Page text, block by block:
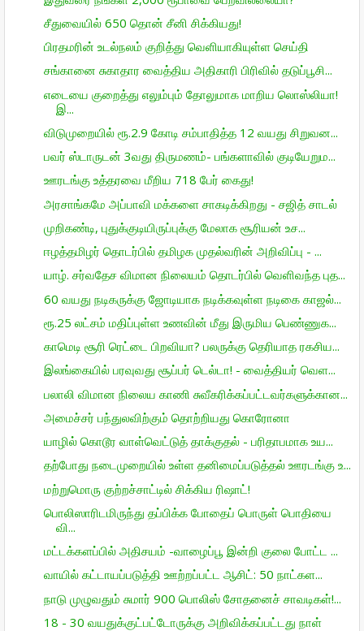
சீதுவையில் 650 தொன் சீனி சிக்கியது!
பிரதமரின் உடல்நலம் குறித்து வெளியாகியுள்ள செய்தி
சங்கானை சுகாதார வைத்திய அதிகாரி பிரிவில் தடுப்பூசி...
எடையை குறைத்து எலும்பும் தோலுமாக மாறிய லொஸ்லியா!
இ...
விடுமுறையில் ரூ.2.9 கோடி சம்பாதித்த 12 வயது சிறுவன...
பவர் ஸ்டாருடன் 3வது திருமணம்- பங்களாவில் குடியேறும...
ஊரடங்கு உத்தரவை மீறிய 718 பேர் கைது!
அரசாங்கமே அப்பாவி மக்களை சாகடிக்கிறது - சஜித் சாடல்
முறிகண்டி, புதுக்குடியிருப்புக்கு மேலாக சூரியன் உச...
ஈழத்தமிழர் தொடர்பில் தமிழக முதல்வரின் அறிவிப்பு - ...
யாழ். சர்வதேச விமான நிலையம் தொடர்பில் வெளிவந்த புத...
60 வயது நடிகருக்கு ஜோடியாக நடிக்கவுள்ள நடிகை காஜல்...
ரூ.25 லட்சம் மதிப்புள்ள உணவின் மீது இருமிய பெண்ணுக...
காமெடி சூரி ரெட்டை பிறவியா? பலருக்கு தெரியாத ரகசிய...
இலங்கையில் பரவுவது சூப்பர் டெல்டா! - வைத்தியர் வெள...
பலாலி விமான நிலைய காணி சுவீகரிக்கப்பட்டவர்களுக்கான...
அமைச்சர் பந்துலவிற்கும் தொற்றியது கொரோனா
யாழில் கொடூர வாள்வெட்டுத் தாக்குதல் - பரிதாபமாக உய...
தற்போது நடைமுறையில் உள்ள தனிமைப்படுத்தல் ஊரடங்கு உ...
மற்றுமொரு குற்றச்சாட்டில் சிக்கிய ரிஷாட்!
பொலிஸாரிடமிருந்து தப்பிக்க போதைப் பொருள் பொதியை
வி...
மட்டக்களப்பில் அதிசயம் -வாழைப்பூ இன்றி குலை போட்ட ...
வாயில் கட்டாயப்படுத்தி ஊற்றப்பட்ட ஆசிட்: 50 நாட்கள...
நாடு முழுவதும் சுமார் 900 பொலிஸ் சோதனைச் சாவடிகள்!...
18 - 30 வயதுக்குட்பட்டோருக்கு அறிவிக்கப்பட்டது நாள்